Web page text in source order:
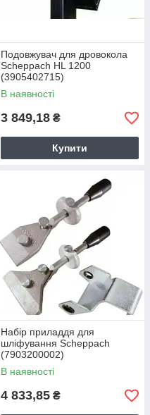
Подовжувач для дровокола
Scheppach HL 1200
(3905402715)
В наявності
3 849,18 ₴
Купити
Набір приладдя для
шліфування Scheppach
(7903200002)
В наявності
4 833,85 ₴